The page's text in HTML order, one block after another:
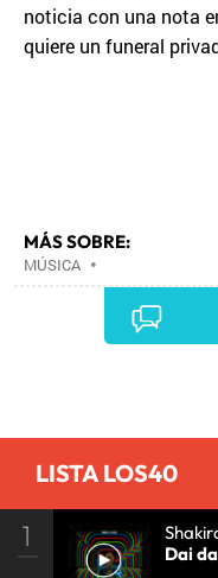
noticia con una nota
quiere un funeral
MÁS SOBRE:
MÚSICA •
LISTA LOS40
1
Dai